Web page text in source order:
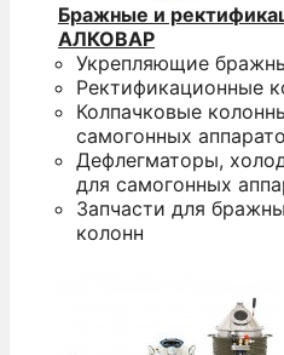
Бражные и
АЛКОВАР
Укрепляющие
Ректификационные
Колпачковые
самогонных
Дефлегматоры,
для самогонных
Запчасти для
колонн